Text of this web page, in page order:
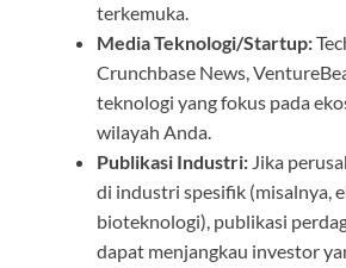
terkemuka.
Media Teknologi/Startup:
Crunchbase News,
teknologi yang fokus pada
wilayah Anda.
Publikasi Industri: Jika
di industri spesifik (misalnya,
bioteknologi), publikasi
dapat menjangkau investor